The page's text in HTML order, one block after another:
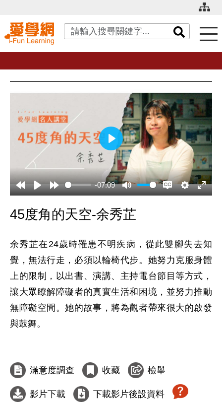
關鍵字搜尋
-07:09
播
放
45度角的天空-余秀芷
余秀芷在24歲時罹患不明疾病，從此雙腳失去知
覺，無法行走，必須以輪椅代步。她努力克服身體
上的限制，以出書、演講、主持電台節目等方式，
讓大眾瞭解障礙者的真實生活和困境，並努力推動
無障礙空間。她的故事，將為觀者帶來很大的啟發
與鼓舞。
滿意度調查 收藏 檢舉
影片下載 下載影片後設資料